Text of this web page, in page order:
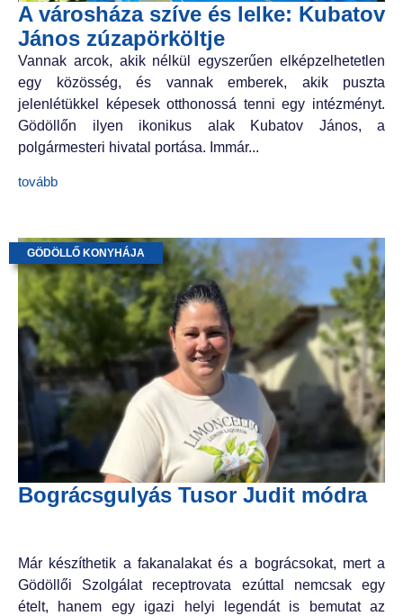
A városháza szíve és lelke: Kubatov
János zúzapörköltje
Vannak arcok, akik nélkül egyszerűen elképzelhetetlen
egy közösség, és vannak emberek, akik puszta
jelenlétükkel képesek otthonossá tenni egy intézményt.
Gödöllőn ilyen ikonikus alak Kubatov János, a
polgármesteri hivatal portása. Immár...
tovább
Bográcsgulyás Tusor Judit módra
GÖDÖLLŐ KONYHÁJA
Már készíthetik a fakanalakat és a bográcsokat, mert a
Gödöllői Szolgálat receptrovata ezúttal nemcsak egy
ételt, hanem egy igazi helyi legendát is bemutat az